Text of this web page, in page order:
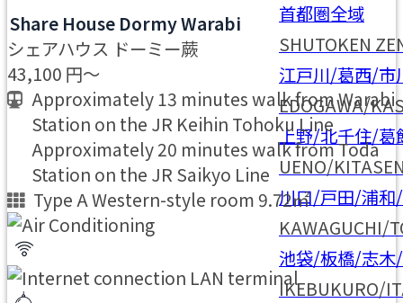
首都圏全域
SHUTOKEN
江戸川/葛西/
EDOGAWA/
上野/北千住/葛
UENO/
川口/戸田/浦和
KAWAGUCHI/
池袋/板橋/志
IKEBUKURO/
Share House Dormy Warabi
シェアハウス ドーミー蕨
43,100 円～
Approximately 13 minutes walk from Warabi
Station on the JR Keihin Tohoku Line
Approximately 20 minutes walk from Toda
Station on the JR Saikyo Line
Type A Western-style room 9.72㎡